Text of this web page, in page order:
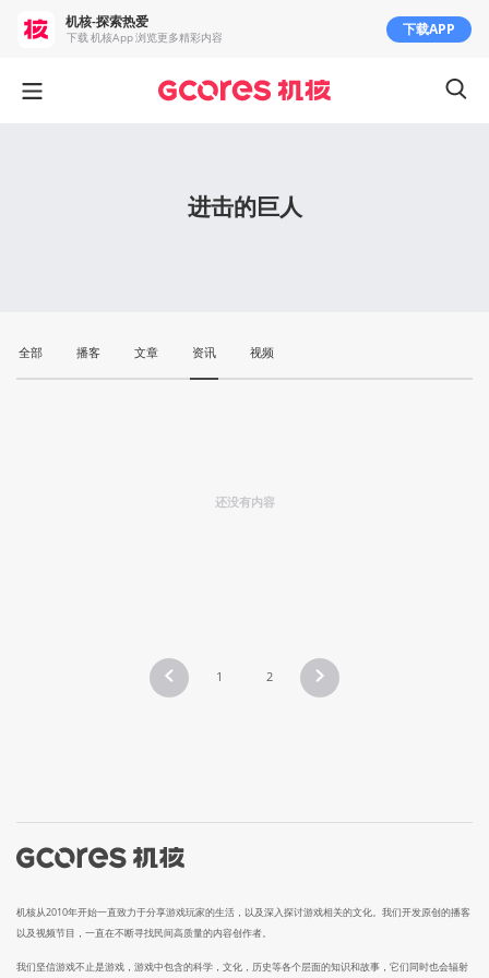
进击的巨人
全部 播客 文章 资讯 视频
还没有内容
1 2
机核从2010年开始一直致力于分享游戏玩家的生活，以及深入探讨游戏相关的文化。我们开发原创的播客
以及视频节目，一直在不断寻找民间高质量的内容创作者。
我们坚信游戏不止是游戏，游戏中包含的科学，文化，历史等各个层面的知识和故事，它们同时也会辐射
机核-探索热爱
下载 机核App 浏览更多精彩内容 下载APP